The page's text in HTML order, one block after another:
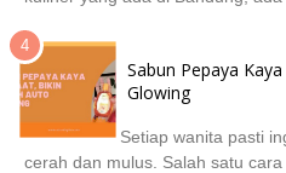
Sabun Pepaya
Glowing
Setiap wanita pasti
cerah dan mulus. Salah satu